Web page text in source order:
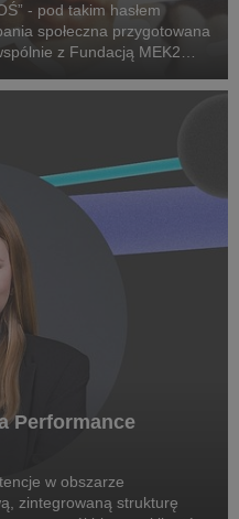
- pod takim hasłem
społeczna przygotowana
z Fundacją MEK2
na problemy pac...
Performance
w obszarze
zintegrowaną strukturę